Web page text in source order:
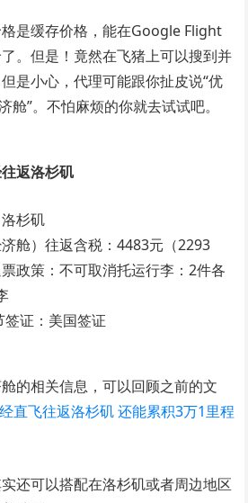
是缓存价格，能在Google Flight
。但是！竟然在飞猪上可以搜到并
是小心，代理可能跟你扯皮说“优
舱”。不怕麻烦的你就去试试吧。
返洛杉矶
杉矶
舱）往返含税：4483元（2293
政策：不可取消托运行李：2件各
证：美国签证
的相关信息，可以回顾之前的文
直飞往返洛杉矶 还能累积3万1里程
还可以搭配在洛杉矶或者周边地区